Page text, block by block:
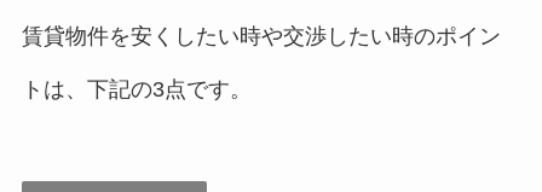
賃貸物件を安くしたい時や交渉したい時のポイン
トは、下記の3点です。